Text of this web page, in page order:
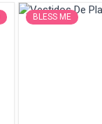
BLESS ME